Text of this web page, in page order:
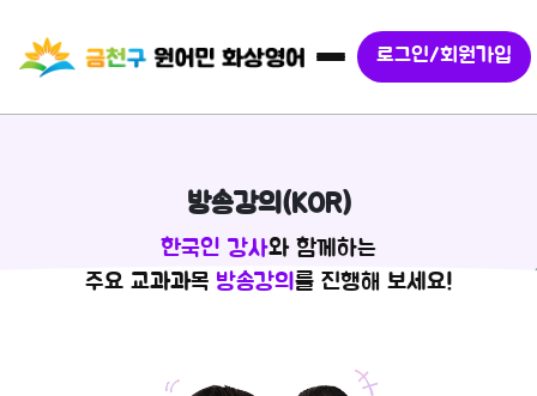
로그인/회원가입
방송강의(KOR)
한국인 강사와 함께하는
주요 교과과목 방송강의를 진행해 보세요!